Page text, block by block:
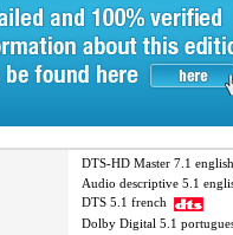
DTS-HD Master 7.1 english
Audio descriptive 5.1
DTS 5.1 french
Dolby Digital 5.1